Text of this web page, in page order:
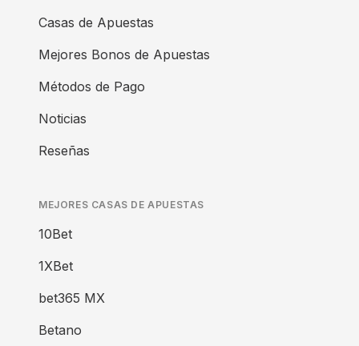
Casas de Apuestas
Mejores Bonos de Apuestas
Métodos de Pago
Noticias
Reseñas
MEJORES CASAS DE APUESTAS
10Bet
1XBet
bet365 MX
Betano